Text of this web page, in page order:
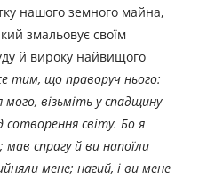
нашого земного майна,
змальовує своїм
й вироку найвищого
тим, що праворуч нього:
візьміть у спадщину
світу. Бо я
мав спрагу й ви напоїли
мене; нагий, і ви мене